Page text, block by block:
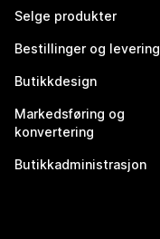
Selge produkter
Bestillinger og levering
Butikkdesign
Markedsføring og
konvertering
Butikkadministrasjon